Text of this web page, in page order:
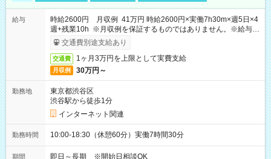
給与
時給2600円 月収例 41万円 時給2600円×実働7h30m×週5日×4
週+残業10h ※月収例を保証するものではありません。※給与即
受取りサービス利用可（利用条件有）
交通費別途支給あり
交通費 1ヶ月3万円を上限として実費支給
月収例 30万円～
勤務地
東京都渋谷区
渋谷駅から徒歩1分
インターネット関連
勤務時間 10:00-18:30（休憩60分）実働7時間30分
期間 即日～長期 ※開始日相談OK